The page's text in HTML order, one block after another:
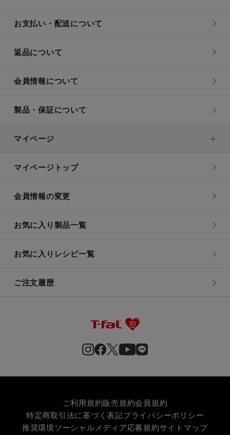
お支払い・配送について
返品について
会員情報について
製品・保証について
マイページ
マイページトップ
会員情報の変更
お気に入り製品一覧
お気に入りレシピ一覧
ご注文履歴
ご利用規約販売規約会員規約
特定商取引法に基づく表記プライバシーポリシー
推奨環境 ソーシャルメディア応募規約サイトマップ